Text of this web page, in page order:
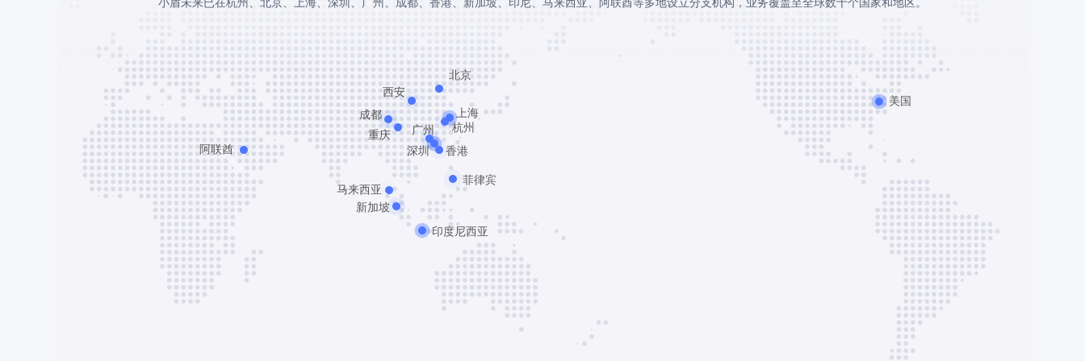
美国
北京
西安
成都
上海
重庆
杭州
广州
深圳
马来西亚
菲律宾
新加坡
印度尼西亚
阿联酋 香港